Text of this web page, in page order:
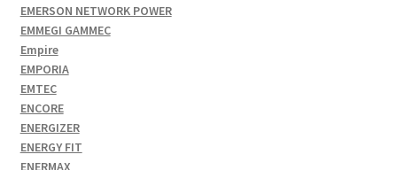
EMERSON NETWORK POWER
EMMEGI GAMMEC
Empire
EMPORIA
EMTEC
ENCORE
ENERGIZER
ENERGY FIT
ENERMAX